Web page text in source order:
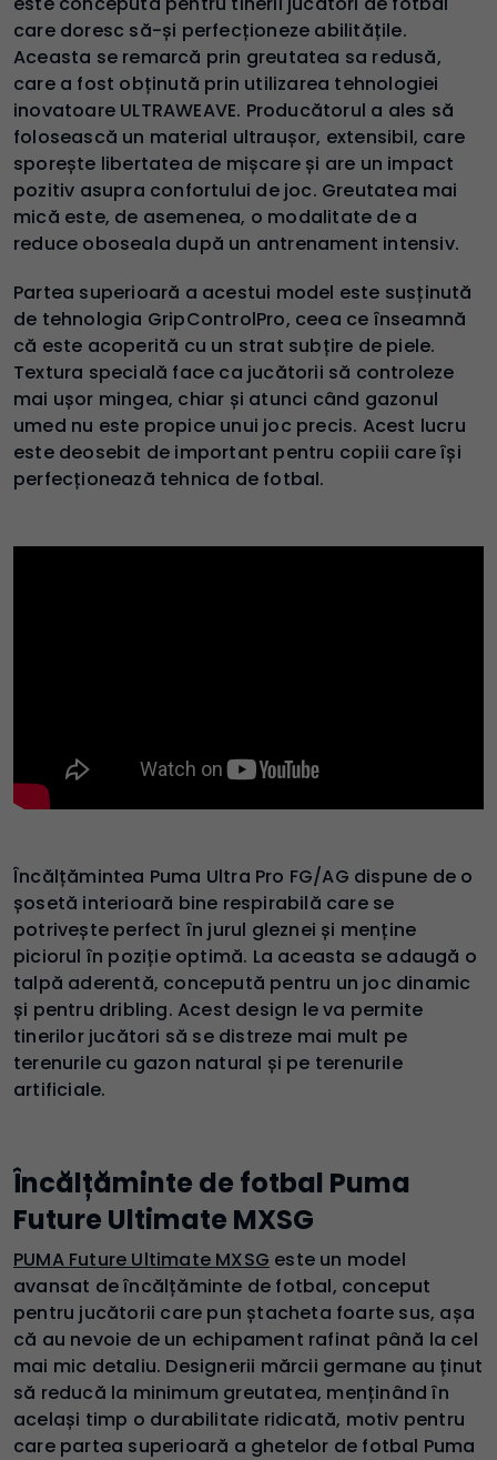
care doresc să-și perfecționeze abilitățile.
Aceasta se remarcă prin greutatea sa redusă,
care a fost obținută prin utilizarea tehnologiei
inovatoare ULTRAWEAVE. Producătorul a ales să
folosească un material ultraușor, extensibil, care
sporește libertatea de mișcare și are un impact
pozitiv asupra confortului de joc. Greutatea mai
mică este, de asemenea, o modalitate de a
reduce oboseala după un antrenament intensiv.
Partea superioară a acestui model este susținută
de tehnologia GripControlPro, ceea ce înseamnă
că este acoperită cu un strat subțire de piele.
Textura specială face ca jucătorii să controleze
mai ușor mingea, chiar și atunci când gazonul
umed nu este propice unui joc precis. Acest lucru
este deosebit de important pentru copiii care își
perfecționează tehnica de fotbal.
Încălțămintea Puma Ultra Pro FG/AG dispune de o
șosetă interioară bine respirabilă care se
potrivește perfect în jurul gleznei și menține
piciorul în poziție optimă. La aceasta se adaugă o
talpă aderentă, concepută pentru un joc dinamic
și pentru dribling. Acest design le va permite
tinerilor jucători să se distreze mai mult pe
terenurile cu gazon natural și pe terenurile
artificiale.
Încălțăminte de fotbal Puma
Future Ultimate MXSG
PUMA Future Ultimate MXSG este un model
avansat de încălțăminte de fotbal, conceput
pentru jucătorii care pun ștacheta foarte sus, așa
că au nevoie de un echipament rafinat până la cel
mai mic detaliu. Designerii mărcii germane au ținut
să reducă la minimum greutatea, menținând în
același timp o durabilitate ridicată, motiv pentru
care partea superioară a ghetelor de fotbal Puma